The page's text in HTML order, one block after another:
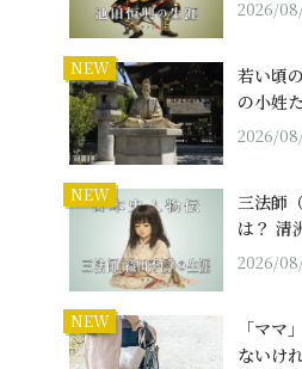
2026/
NEW
若い頃
の小姓
2026/
NEW
三法師
は？ 清
2026/
NEW
「ママ
ないけ